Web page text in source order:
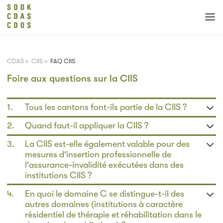
CDAS » CIIS » FAQ CIIS
Foire aux questions sur la CIIS
1. Tous les cantons font-ils partie de la CIIS ?
Tous les cantons ainsi que la Principauté du Liechtenstein
sont membres de la CIIS et ont adhéré aux domaines A, B et
D (à l'exception d'AI). 19 cantons sont également signataires
du domaine C.
Pour plus d'informations:
2. Quand faut-il appliquer la CIIS ?
a. lorsqu'une personne domiciliée en Suisse demande des
prestations et que
b. la personne veut séjourner ou séjourne dans une
institution soumise à la CIIS et
c. lorsque le canton de domicile CIIS de la personne ne
coïncide pas avec le canton répondant de l'institution.
3.
La CIIS est-elle également valable pour des
mesures d'insertion professionnelle de
l'assurance-invalidité exécutées dans des
institutions CIIS ?
Non, la CIIS (art. 3 al. 4 CIIS) ne peut être appliquée
expressément pour les mesures d'insertion professionnelle au
sens des dispositions de la loi fédérale sur l'assurance-
4.
En quoi le domaine C se distingue-t-il des
autres domaines (institutions à caractère
résidentiel de thérapie et réhabilitation dans le